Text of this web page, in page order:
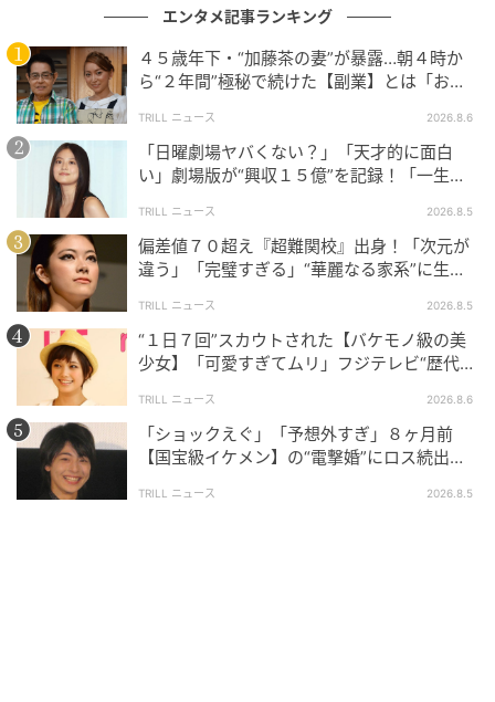
Jamie McCarthy / Getty Images
2024年「眠れる美への追憶――ファッション
がふたたび目覚めるとき」
ドレスコードである「The Garden of Time（時の
庭）」に合わせて、過去のコレクションで発表された
記憶に残るヴィンテージルックや、そこからインスピ
レーションを得たドレスが数多く登場した2024年。
共同ホストのひとりを務めたゼンデイヤは、ジョン・
エンタメ記事ランキング
４５歳年下・“加藤茶の妻”が暴露…朝４時か
ら“２年間”極秘で続けた【副業】とは「お金
TRILL ニュース 2026.8.6
「日曜劇場ヤバくない？」「天才的に面白
い」劇場版が“興収１５億”を記録！「一生言
TRILL ニュース 2026.8.5
偏差値７０超え『超難関校』出身！「次元が
違う」「完璧すぎる」“華麗なる家系”に生ま
TRILL ニュース 2026.8.5
“１日７回”スカウトされた【バケモノ級の美
少女】「可愛すぎてムリ」フジテレビ“歴代N
TRILL ニュース 2026.8.6
「ショックえぐ」「予想外すぎ」８ヶ月前
【国宝級イケメン】の“電撃婚”にロス続出！
TRILL ニュース 2026.8.5